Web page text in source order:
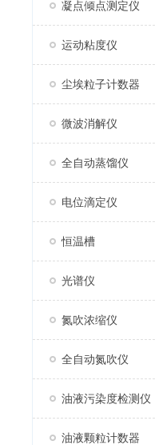
凝点倾点测定仪
运动粘度仪
尘埃粒子计数器
微波消解仪
全自动蒸馏仪
电位滴定仪
恒温槽
光谱仪
氮吹浓缩仪
全自动氮吹仪
油液污染度检测仪
油液颗粒计数器